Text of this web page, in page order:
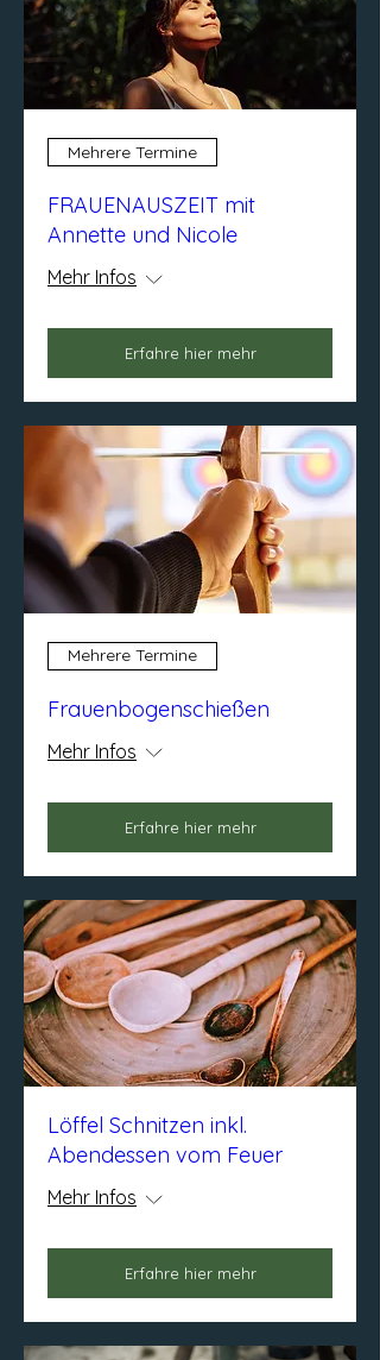
Mehrere Termine
FRAUENAUSZEIT mit
Annette und Nicole
Mehr Infos
Erfahre hier mehr
Mehrere Termine
Frauenbogenschießen
Mehr Infos
Erfahre hier mehr
Löffel Schnitzen inkl.
Abendessen vom Feuer
Mehr Infos
Erfahre hier mehr